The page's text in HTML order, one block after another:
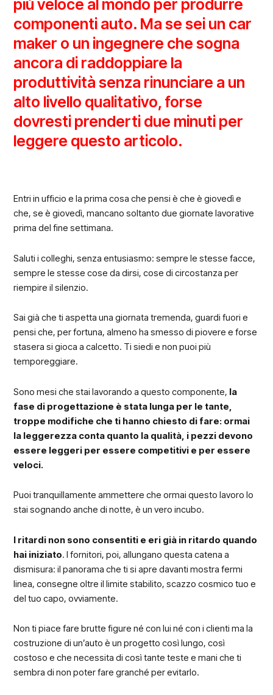
più veloce al mondo per produrre
componenti auto. Ma se sei un car
maker o un ingegnere che sogna
ancora di raddoppiare la
produttività senza rinunciare a un
alto livello qualitativo, forse
dovresti prenderti due minuti per
leggere questo articolo.
Entri in ufficio e la prima cosa che pensi è che è giovedì e
che, se è giovedì, mancano soltanto due giornate lavorative
prima del fine settimana.
Saluti i colleghi, senza entusiasmo: sempre le stesse facce,
sempre le stesse cose da dirsi, cose di circostanza per
riempire il silenzio.
Sai già che ti aspetta una giornata tremenda, guardi fuori e
pensi che, per fortuna, almeno ha smesso di piovere e forse
stasera si gioca a calcetto. Ti siedi e non puoi più
temporeggiare.
Sono mesi che stai lavorando a questo componente, la
fase di progettazione è stata lunga per le tante,
troppe modifiche che ti hanno chiesto di fare: ormai
la leggerezza conta quanto la qualità, i pezzi devono
essere leggeri per essere competitivi e per essere
veloci.
Puoi tranquillamente ammettere che ormai questo lavoro lo
stai sognando anche di notte, è un vero incubo.
I ritardi non sono consentiti e eri già in ritardo quando
hai iniziato. I fornitori, poi, allungano questa catena a
dismisura: il panorama che ti si apre davanti mostra fermi
linea, consegne oltre il limite stabilito, scazzo cosmico tuo e
del tuo capo, ovviamente.
Non ti piace fare brutte figure né con lui né con i clienti ma la
costruzione di un’auto è un progetto così lungo, così
costoso e che necessita di così tante teste e mani che ti
sembra di non poter fare granché per evitarlo.